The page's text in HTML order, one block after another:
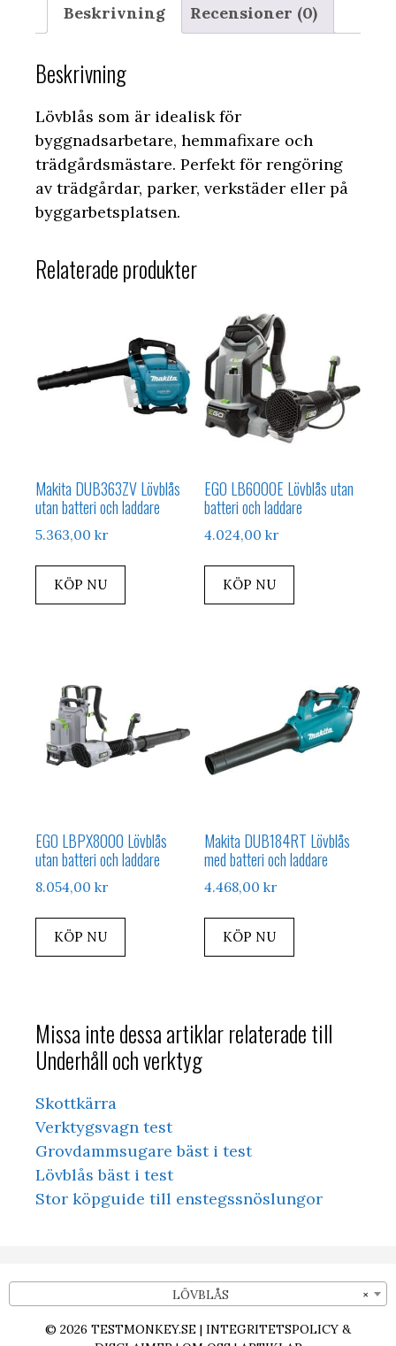
Beskrivning Recensioner (0)
Beskrivning
Lövblås som är idealisk för
byggnadsarbetare, hemmafixare och
trädgårdsmästare. Perfekt för rengöring
av trädgårdar, parker, verkstäder eller på
byggarbetsplatsen.
Relaterade produkter
Makita DUB363ZV Lövblås
utan batteri och laddare
5.363,00 kr
KÖP NU
EGO LB6000E Lövblås utan
batteri och laddare
4.024,00kr
KÖP NU
EGO LBPX8000 Lövblås
utan batteri och laddare
8.054,00 kr
KÖP NU
Makita DUB184RT Lövblås
med batteri och laddare
4.468,00kr
KÖP NU
Missa inte dessa artiklar relaterade till
Underhåll och verktyg
Skottkärra
Verktygsvagn test
Grovdammsugare bäst i test
Lövblås bäst i test
Stor köpguide till enstegssnöslungor
×
LÖVBLÅS
© 2026 TESTMONKEY.SE | INTEGRITETSPOLICY &